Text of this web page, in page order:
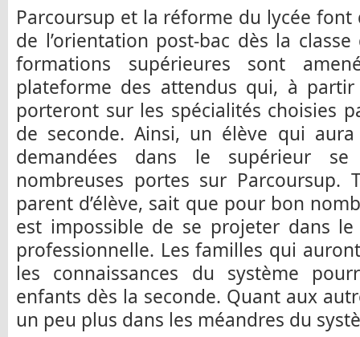
Parcoursup et la réforme du lycée
de l’orientation post-bac dès la
formations supérieures sont
plateforme des attendus qui, à
porteront sur les spécialités choisies
de seconde. Ainsi, un élève qui
demandées dans le supérieur
nombreuses portes sur Parcoursup.
parent d’élève, sait que pour bon
est impossible de se projeter dans
professionnelle. Les familles qui
les connaissances du système
enfants dès la seconde. Quant aux
un peu plus dans les méandres du